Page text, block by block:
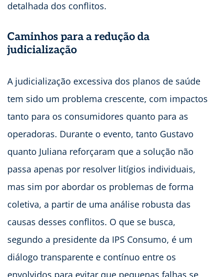
detalhada dos conflitos.
Caminhos para a redução da
judicialização
A judicialização excessiva dos planos de saúde
tem sido um problema crescente, com impactos
tanto para os consumidores quanto para as
operadoras. Durante o evento, tanto Gustavo
quanto Juliana reforçaram que a solução não
passa apenas por resolver litígios individuais,
mas sim por abordar os problemas de forma
coletiva, a partir de uma análise robusta das
causas desses conflitos. O que se busca,
segundo a presidente da IPS Consumo, é um
diálogo transparente e contínuo entre os
envolvidos para evitar que pequenas falhas se